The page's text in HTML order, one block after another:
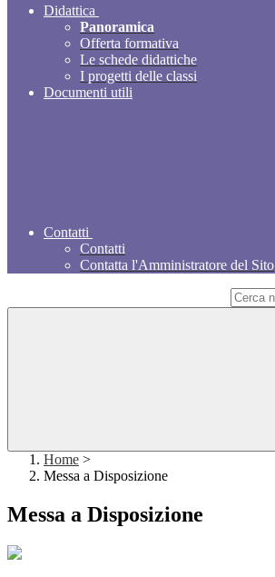
Didattica
Panoramica
Offerta formativa
Le schede didattiche
I progetti delle classi
Documenti utili
Contatti
Contatti
Contatta l'Amministratore del Sito
Home >
Messa a Disposizione
Messa a Disposizione